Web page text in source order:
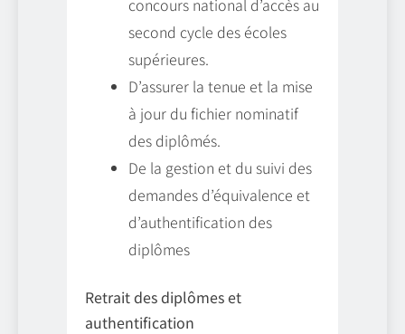
second cycle des écoles
supérieures.
D’assurer la tenue et la mise
à jour du fichier nominatif
des diplômés.
De la gestion et du suivi des
demandes d’équivalence et
d’authentification des
diplômes
Retrait des diplômes et
authentification